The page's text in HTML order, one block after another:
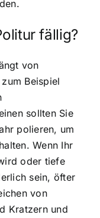
fällig?
von
Beispiel
sollten Sie
polieren, um
Wenn Ihr
oder tiefe
sein, öfter
von
Kratzern und